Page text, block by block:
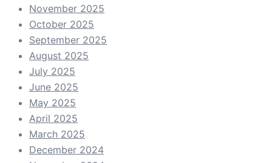
November 2025
October 2025
September 2025
August 2025
July 2025
June 2025
May 2025
April 2025
March 2025
December 2024